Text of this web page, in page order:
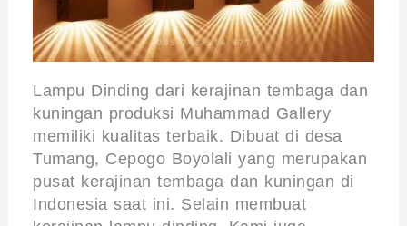
Lampu Dinding dari kerajinan tembaga dan
kuningan produksi Muhammad Gallery
memiliki kualitas terbaik. Dibuat di desa
Tumang, Cepogo Boyolali yang merupakan
pusat kerajinan tembaga dan kuningan di
Indonesia saat ini. Selain membuat